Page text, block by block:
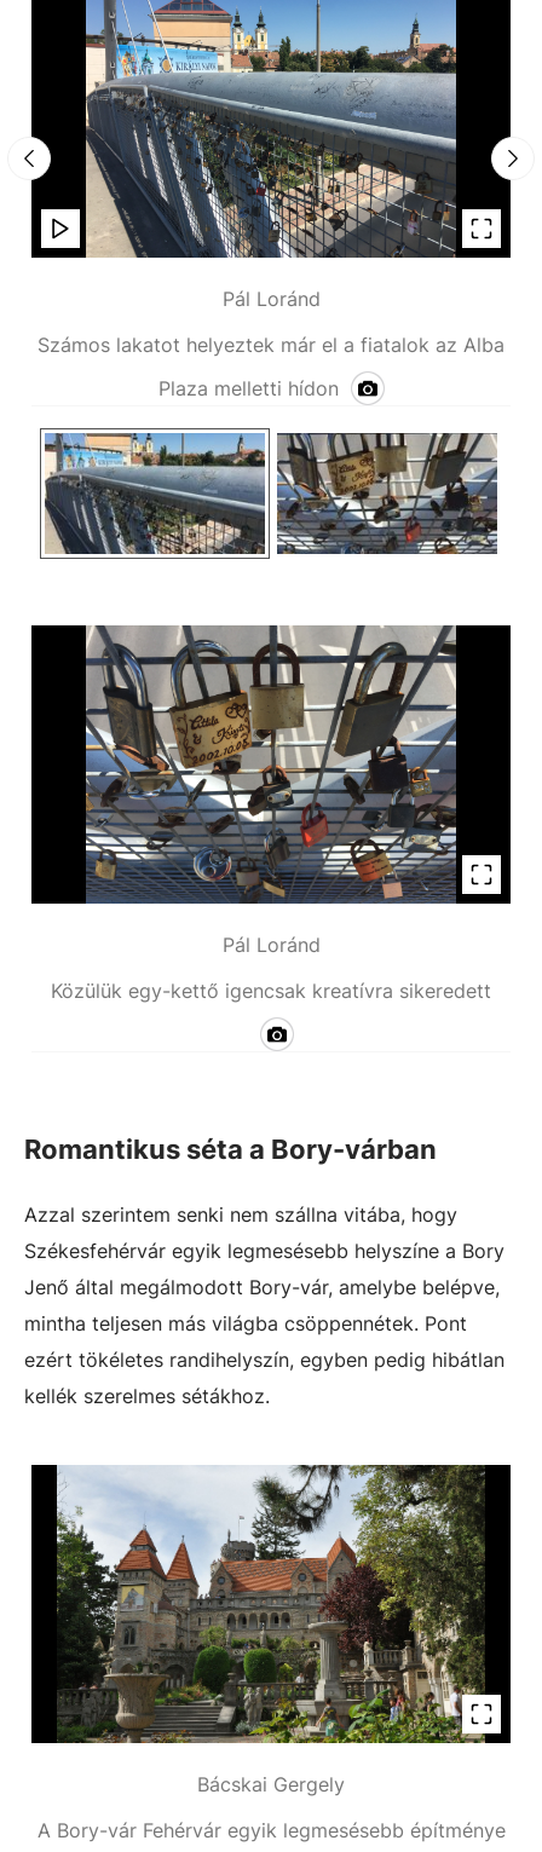
Pál Loránd
Számos lakatot helyeztek már el a fiatalok az Alba
Plaza melletti hídon
Pál Loránd
Közülük egy-kettő igencsak kreatívra sikeredett
Romantikus séta a Bory-várban
Azzal szerintem senki nem szállna vitába, hogy
Székesfehérvár egyik legmesésebb helyszíne a Bory
Jenő által megálmodott Bory-vár, amelybe belépve,
mintha teljesen más világba csöppennétek. Pont
ezért tökéletes randihelyszín, egyben pedig hibátlan
kellék szerelmes sétákhoz.
Bácskai Gergely
A Bory-vár Fehérvár egyik legmesésebb építménye